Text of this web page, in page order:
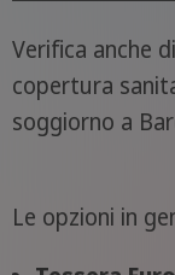
Verifica anche
copertura
soggiorno a
Le opzioni in